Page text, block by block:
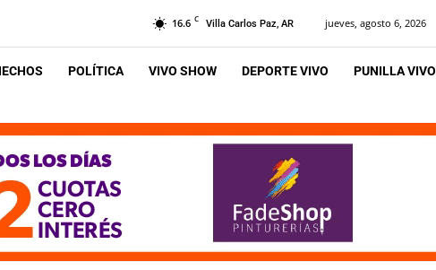
16.6 C Villa Carlos Paz, AR jueves, agosto 6, 2026
POLÍTICA VIVO SHOW DEPORTE VIVO PUNILLA VIVO